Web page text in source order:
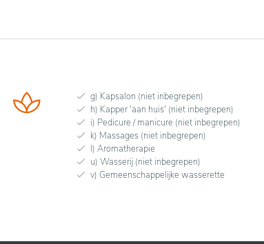
g) Kapsalon (niet inbegrepen)
h) Kapper 'aan huis' (niet inbegrepen)
i) Pedicure / manicure (niet inbegrepen)
k) Massages (niet inbegrepen)
l) Aromatherapie
u) Wasserij (niet inbegrepen)
v) Gemeenschappelijke wasserette